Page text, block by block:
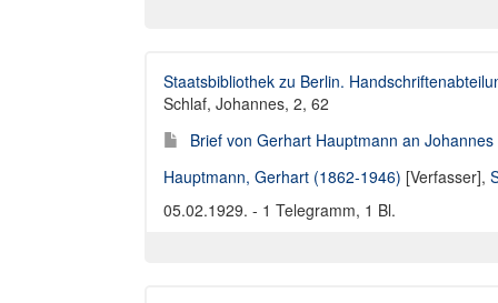
Staatsbibliothek zu Berlin.
Schlaf, Johannes, 2, 62
Brief von Gerhart Hauptmann an
Hauptmann, Gerhart (1862-1946) [Verfasser],
05.02.1929. - 1 Telegramm, 1 Bl.